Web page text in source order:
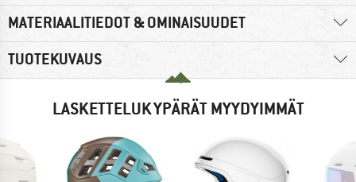
MATERIAALITIEDOT & OMINAISUUDET
TUOTEKUVAUS
LASKETTELUKYPÄRÄT MYYDYIMMÄT